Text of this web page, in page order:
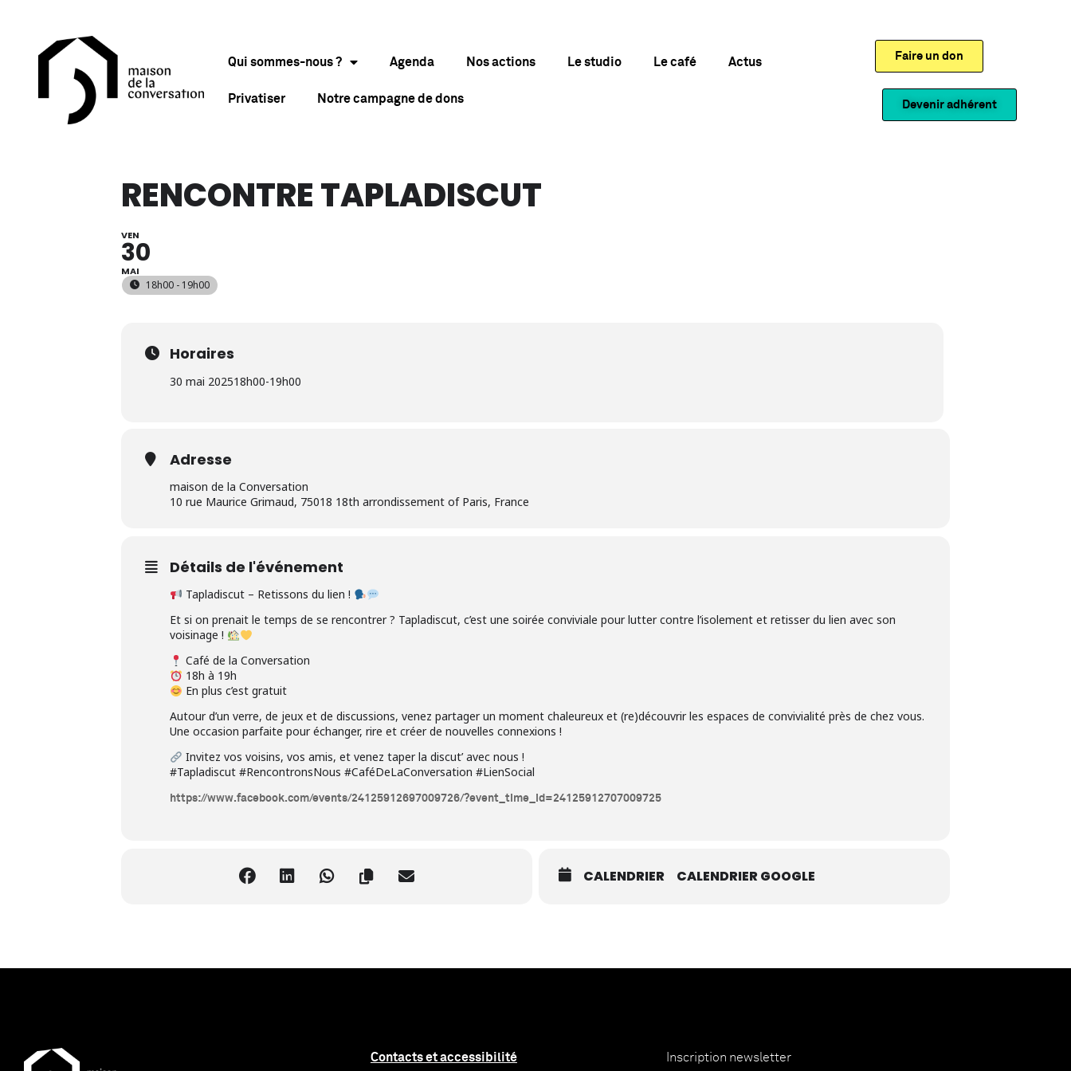
Qui sommes-nous ? Agenda Nos actions Le studio Le café Actus
Privatiser Notre campagne de dons
Faire un don
Devenir adhérent
RENCONTRE TAPLADISCUT
VEN
30
MAI
18h00 - 19h00
Horaires
30 mai 202518h00-19h00
Adresse
maison de la Conversation
10 rue Maurice Grimaud, 75018 18th arrondissement of Paris, France
Détails de l'événement
Tapladiscut – Retissons du lien !
Et si on prenait le temps de se rencontrer ? Tapladiscut, c’est une soirée conviviale pour lutter contre l’isolement et retisser du lien avec son
voisinage !
Café de la Conversation
18h à 19h
En plus c’est gratuit
Autour d’un verre, de jeux et de discussions, venez partager un moment chaleureux et (re)découvrir les espaces de convivialité près de chez vous.
Une occasion parfaite pour échanger, rire et créer de nouvelles connexions !
Invitez vos voisins, vos amis, et venez taper la discut’ avec nous !
#Tapladiscut #RencontronsNous #CaféDeLaConversation #LienSocial
https://www.facebook.com/events/24125912697009726/?event_time_id=24125912707009725
CALENDRIER CALENDRIER GOOGLE
Contacts et accessibilité Inscription newsletter